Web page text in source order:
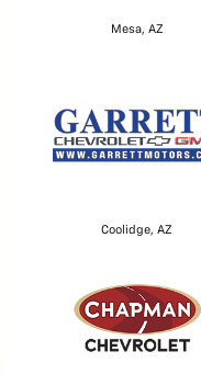
Mesa, AZ
Coolidge, AZ